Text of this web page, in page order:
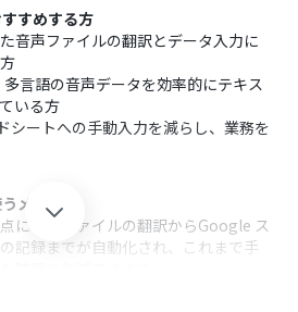
すめする方
音声ファイルの翻訳とデータ入力に
言語の音声データを効率的にテキス
いる方
シートへの手動入力を減らし、業務を
メリット
に音声ファイルの翻訳からGoogle ス
記録までが自動化され、これまで手